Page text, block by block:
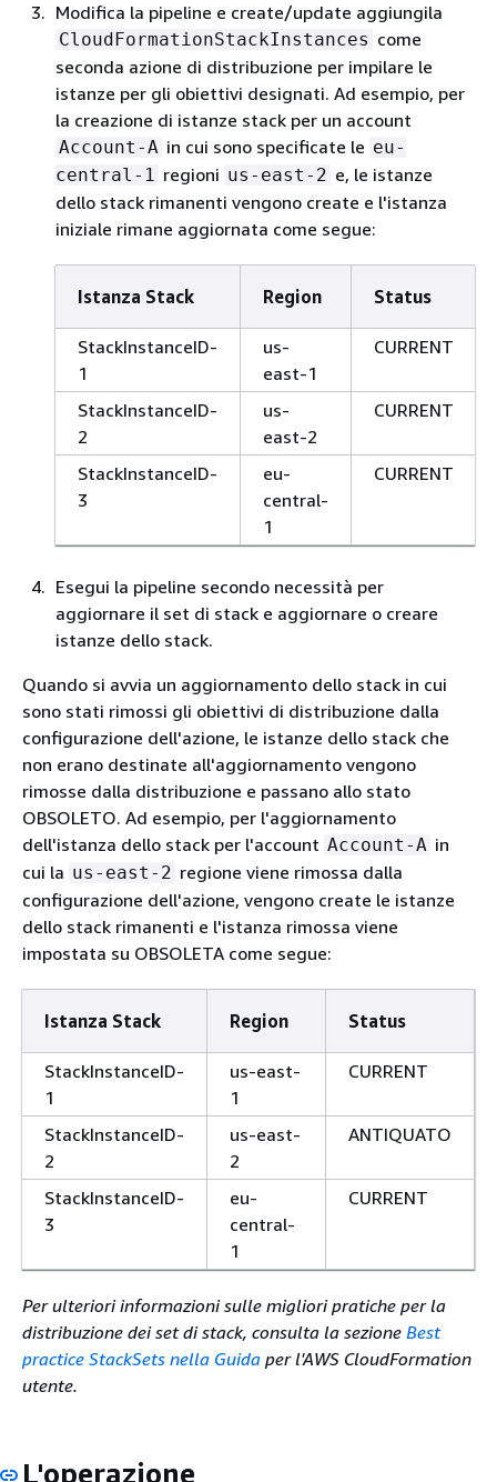
Modifica la pipeline e create/update aggiungila
CloudFormationStackInstances come
seconda azione di distribuzione per impilare le
istanze per gli obiettivi designati. Ad esempio, per
la creazione di istanze stack per un account
Account-A in cui sono specificate le eu-
central-1 regioni us-east-2 e, le istanze
dello stack rimanenti vengono create e l'istanza
iniziale rimane aggiornata come segue:
Istanza Stack Region Status
StackInstanceID-
1
us-
east-1
CURRENT
StackInstanceID-
2
us-
east-2
CURRENT
StackInstanceID-
3
eu-
central-
1
CURRENT
Esegui la pipeline secondo necessità per
aggiornare il set di stack e aggiornare o creare
istanze dello stack.
Quando si avvia un aggiornamento dello stack in cui
sono stati rimossi gli obiettivi di distribuzione dalla
configurazione dell'azione, le istanze dello stack che
non erano destinate all'aggiornamento vengono
rimosse dalla distribuzione e passano allo stato
OBSOLETO. Ad esempio, per l'aggiornamento
dell'istanza dello stack per l'account Account-A in
cui la us-east-2 regione viene rimossa dalla
configurazione dell'azione, vengono create le istanze
dello stack rimanenti e l'istanza rimossa viene
impostata su OBSOLETA come segue:
Istanza Stack Region Status
StackInstanceID-
1
us-east-
1
CURRENT
StackInstanceID-
2
us-east-
2
ANTIQUATO
StackInstanceID-
3
eu-
central-
1
CURRENT
Per ulteriori informazioni sulle migliori pratiche per la
distribuzione dei set di stack, consulta la sezione Best
practice StackSets nella Guida per l'AWS CloudFormation
utente.
L'operazione